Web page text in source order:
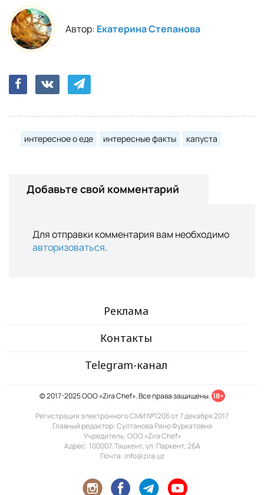
Автор: Екатерина Степанова
интересное о еде интересные факты капуста
Добавьте свой комментарий
Для отправки комментария вам необходимо
авторизоваться.
Реклама
Контакты
Telegram-канал
© 2017-2025 ООО «Zira Chef». Все права защищены. 18+
Регистрация электронного СМИ №1206 от 7 декабря 2017
Главный редактор: Султанова Рано Фуркатовна
Учредитель: ООО «Zira Chef»
Адрес: 100007, Ташкент, ул. Паркент, 26А
Почта: info@zira.uz